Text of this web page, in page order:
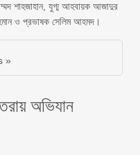
শাহজাহান, যুগ্ম আহবায়ক আজাদুর
ও প্রভাষক সেলিম আহমদ।
»
অভিযান